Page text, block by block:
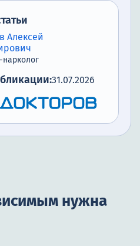
Алексей
нарколог
31.07.2026
нужна